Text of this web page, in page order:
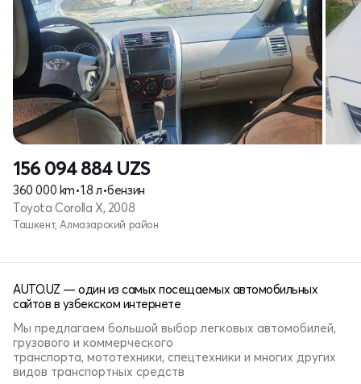
156 094 884 UZS
360 000 km•1.8 л•бензин
Toyota Corolla X, 2008
Ташкент, Алмазарский район
AUTO.UZ — один из самых посещаемых автомобильных
сайтов в узбекском интернете
Мы предлагаем большой выбор легковых автомобилей,
грузового и коммерческого
транспорта, мототехники, спецтехники и многих других
видов транспортных средств